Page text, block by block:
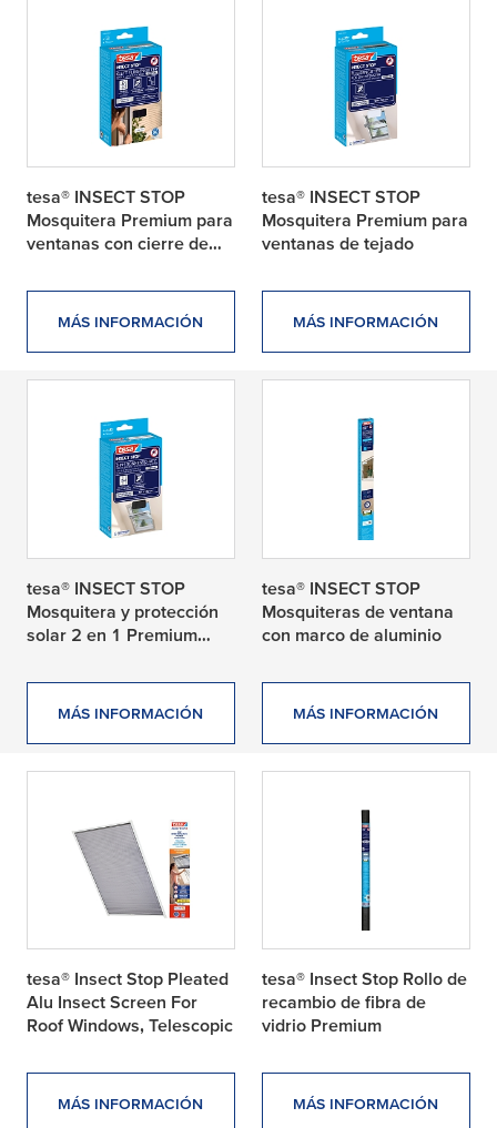
tesa® INSECT STOP
Mosquitera Premium para
ventanas con cierre de
MÁS INFORMACIÓN
tesa® INSECT STOP
Mosquitera Premium para
ventanas de tejado
MÁS INFORMACIÓN
tesa® INSECT STOP
Mosquitera y protección
solar 2 en 1 Premium
MÁS INFORMACIÓN
tesa® INSECT STOP
Mosquiteras de ventana
con marco de aluminio
MÁS INFORMACIÓN
tesa® Insect Stop Pleated
Alu Insect Screen For
Roof Windows, Telescopic
MÁS INFORMACIÓN
tesa® Insect Stop Rollo de
recambio de fibra de
vidrio Premium
MÁS INFORMACIÓN